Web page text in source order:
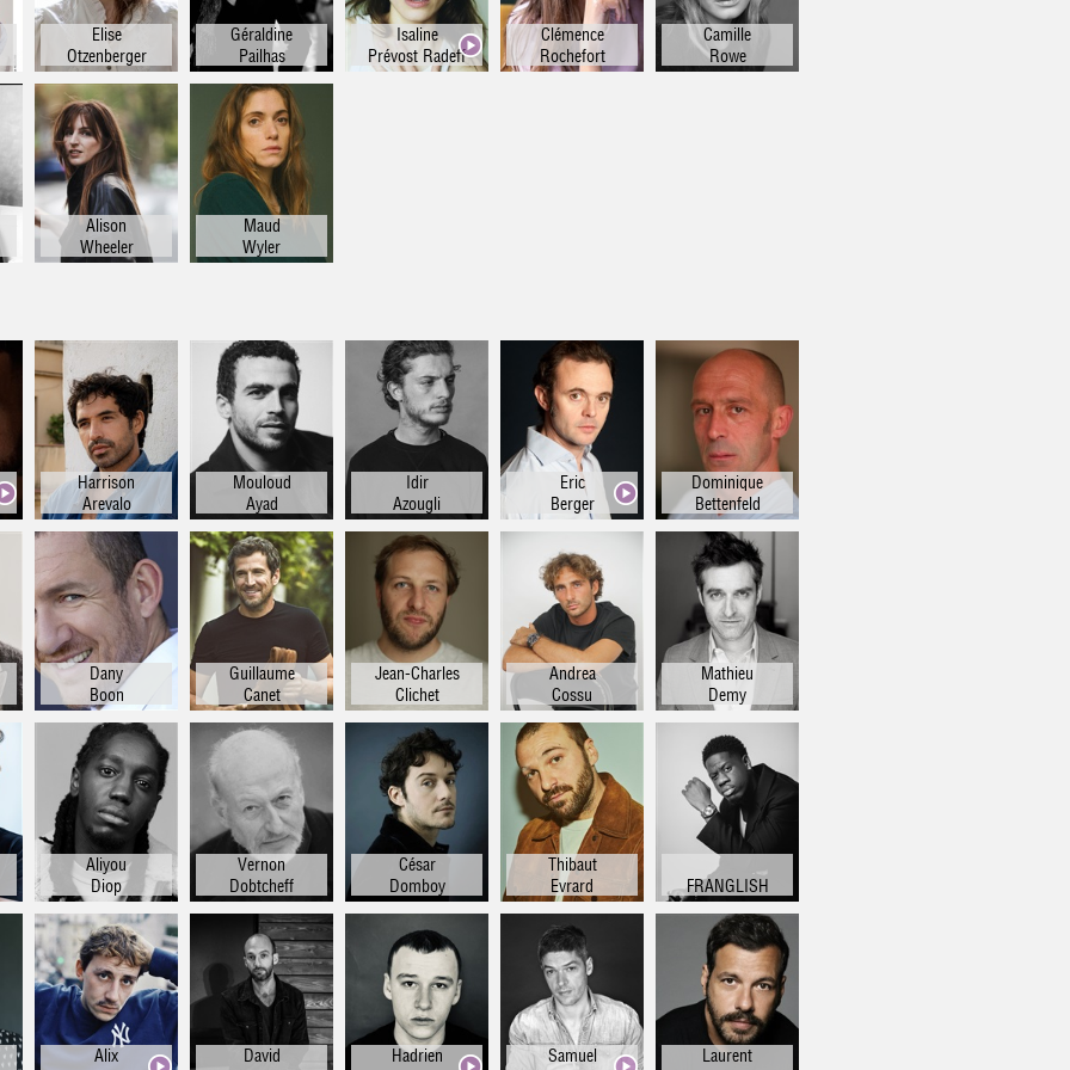
Elise
Otzenberger
Géraldine
Pailhas
Isaline
Prévost Radeff
Clémence
Rochefort
Camille
Rowe
Alison
Wheeler
Maud
Wyler
Harrison
Arevalo
Mouloud
Ayad
Idir
Azougli
Eric
Berger
Dominique
Bettenfeld
Dany
Boon
Guillaume
Canet
Jean-Charles
Clichet
Andrea
Cossu
Mathieu
Demy
Aliyou
Diop
Vernon
Dobtcheff
César
Domboy
Thibaut
Evrard
FRANGLISH
Alix
David
Hadrien
Samuel
Laurent